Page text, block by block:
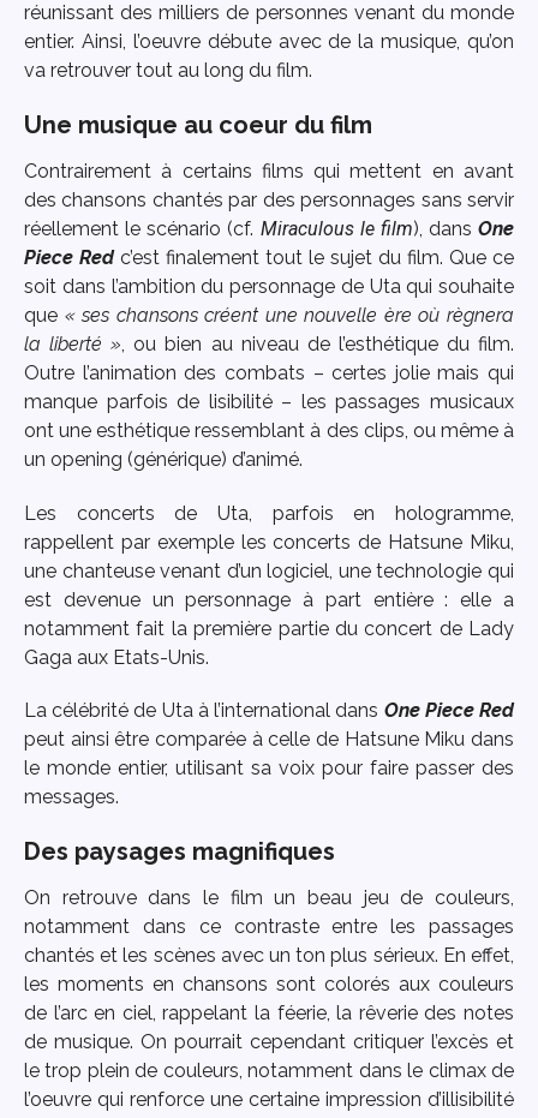
réunissant des milliers de personnes venant du monde
entier. Ainsi, l’oeuvre débute avec de la musique, qu’on
va retrouver tout au long du film.
Une musique au coeur du film
Contrairement à certains films qui mettent en avant
des chansons chantés par des personnages sans servir
réellement le scénario (cf. Miraculous le film), dans One
Piece Red c’est finalement tout le sujet du film. Que ce
soit dans l’ambition du personnage de Uta qui souhaite
que « ses chansons créent une nouvelle ère où règnera
la liberté », ou bien au niveau de l’esthétique du film.
Outre l’animation des combats – certes jolie mais qui
manque parfois de lisibilité – les passages musicaux
ont une esthétique ressemblant à des clips, ou même à
un opening (générique) d’animé.
Les concerts de Uta, parfois en hologramme,
rappellent par exemple les concerts de Hatsune Miku,
une chanteuse venant d’un logiciel, une technologie qui
est devenue un personnage à part entière : elle a
notamment fait la première partie du concert de Lady
Gaga aux Etats-Unis.
La célébrité de Uta à l’international dans One Piece Red
peut ainsi être comparée à celle de Hatsune Miku dans
le monde entier, utilisant sa voix pour faire passer des
messages.
Des paysages magnifiques
On retrouve dans le film un beau jeu de couleurs,
notamment dans ce contraste entre les passages
chantés et les scènes avec un ton plus sérieux. En effet,
les moments en chansons sont colorés aux couleurs
de l’arc en ciel, rappelant la féerie, la rêverie des notes
de musique. On pourrait cependant critiquer l’excès et
le trop plein de couleurs, notamment dans le climax de
l’oeuvre qui renforce une certaine impression d’illisibilité